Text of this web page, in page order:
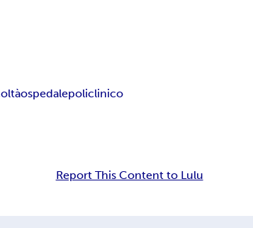
ospedalepoliclinico
Report This Content to Lulu